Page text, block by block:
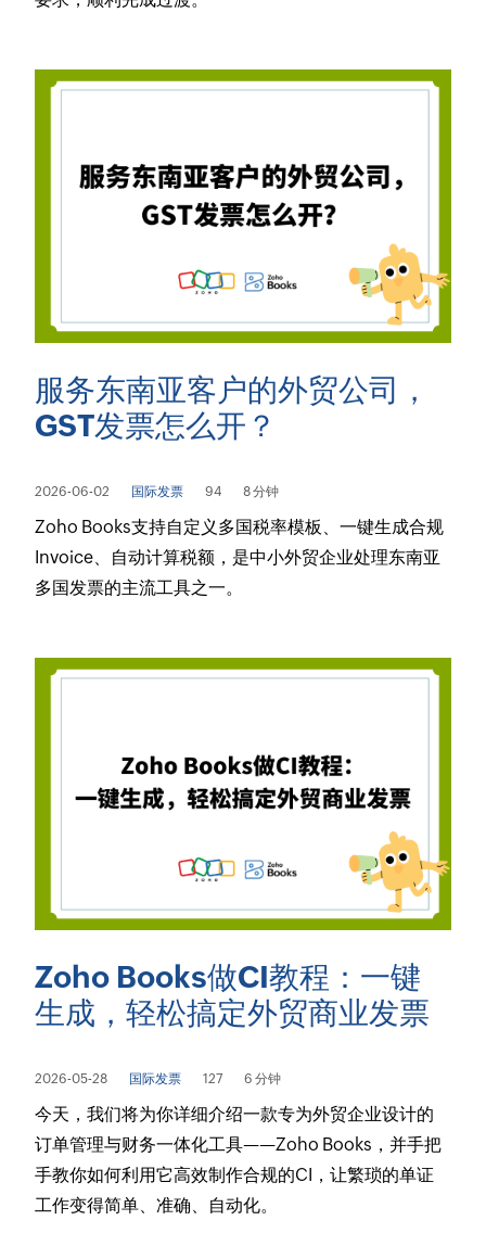
服务东南亚客户的外贸公司，
GST发票怎么开？
2026-06-02 国际发票 94 8 分钟
Zoho Books支持自定义多国税率模板、一键生成合规
Invoice、自动计算税额，是中小外贸企业处理东南亚
多国发票的主流工具之一。
Zoho Books做CI教程：一键
生成，轻松搞定外贸商业发票
2026-05-28 国际发票 127 6 分钟
今天，我们将为你详细介绍一款专为外贸企业设计的
订单管理与财务一体化工具——Zoho Books，并手把
手教你如何利用它高效制作合规的CI，让繁琐的单证
工作变得简单、准确、自动化。